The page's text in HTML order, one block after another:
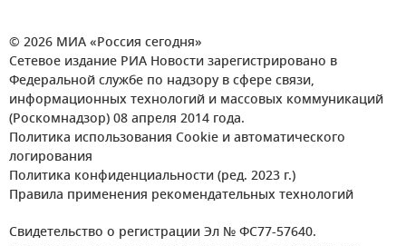
© 2026 МИА «Россия сегодня»
Сетевое издание РИА Новости зарегистрировано в
Федеральной службе по надзору в сфере связи,
информационных технологий и массовых коммуникаций
(Роскомнадзор) 08 апреля 2014 года.
Политика использования Cookie и автоматического
логирования
Политика конфиденциальности (ред. 2023 г.)
Правила применения рекомендательных технологий
Свидетельство о регистрации Эл № ФС77-57640.